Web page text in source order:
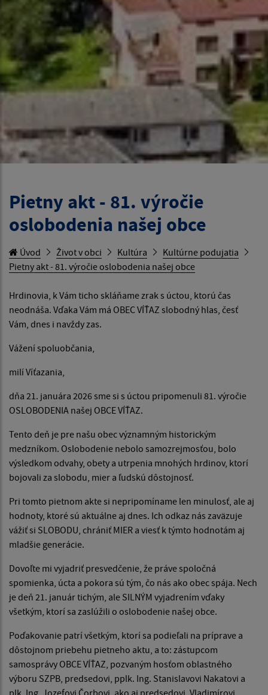
Pietny akt - 81. výročie
oslobodenia našej obce
Úvod Život v obci Kultúra
Kultúrne podujatia
Pietny akt - 81. výročie oslobodenia našej obce
Hrdinovia, k Vám ticho skláňame zrak s úctou, ktorú čas
neodnáša. Vďaka Vám má OBEC VÍŤAZ slobodný hlas, česť
Vám, dnes i navždy zas.
Vážení spoluobčania,
milí Víťazania,
dňa 21. januára 2026 sme si s úctou pripomenuli 81. výročie
OSLOBODENIA našej OBCE VÍŤAZ.
Tento deň je pre našu obec významným historickým
medzníkom. Oslobodenie nebolo samozrejmosťou, bolo
výsledkom odvahy, obety a utrpenia mnohých hrdinov, ktorí
bojovali za slobodu, mier a ľudskú dôstojnosť.
Pri tomto pietnom akte si nepripomíname len minulosť, ale aj
hodnoty, ktoré sú aktuálne aj dnes. Ich odkaz nás zaväzuje
vážiť si SLOBODU, chrániť MIER a viesť k týmto hodnotám aj
mladšie generácie.
Dovoľte mi vyjadriť presvedčenie, že práve spoločná
spomienka, úcta a pokora sú tým, čo nás ako obec spája. Nech
je deň 21. január tichým, ale SILNÝM vyjadrením vďaky
všetkým, ktorí sa zaslúžili o oslobodenie našej obce.
Poďakovanie patrí všetkým, ktorí sa podieľali na príprave a
dôstojnom priebehu pietneho aktu, a to: zástupcom
samosprávy OBCE VÍŤAZ, pozvaným hosťom oblastného
výboru SZPB, predsedovi, pplk. Ing. Stanislavovi Nakatovi a